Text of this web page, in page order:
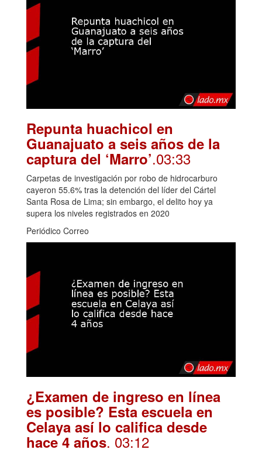
Repunta huachicol en
Guanajuato a seis años de la
captura del ‘Marro’.03:33
Carpetas de investigación por robo de hidrocarburo
cayeron 55.6% tras la detención del líder del Cártel
Santa Rosa de Lima; sin embargo, el delito hoy ya
supera los niveles registrados en 2020
Periódico Correo
¿Examen de ingreso en línea
es posible? Esta escuela en
Celaya así lo califica desde
hace 4 años. 03:12